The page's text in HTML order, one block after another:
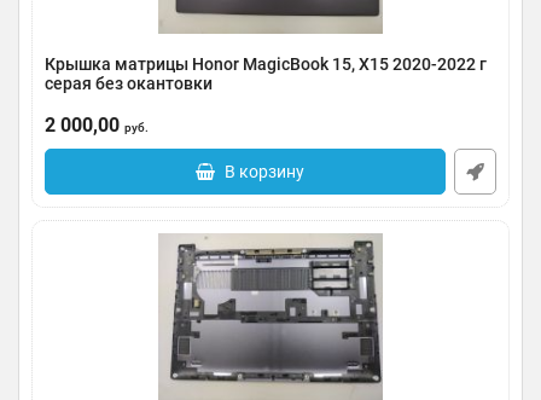
Крышка матрицы Honor MagicBook 15, X15 2020-2022 г
серая без окантовки
2 000,00 руб.
В корзину